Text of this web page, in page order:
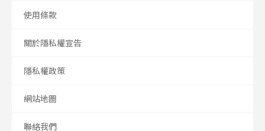
使用條款
關於隱私權宣告
隱私權政策
網站地圖
聯絡我們